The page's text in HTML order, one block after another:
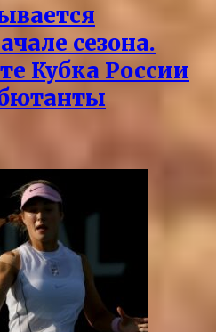
сезона.
Кубка России